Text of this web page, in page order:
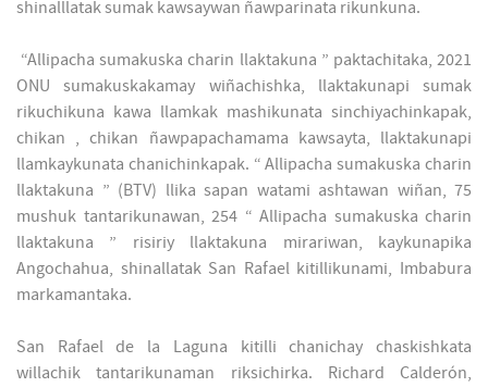
shinalllatak sumak kawsaywan ñawparinata rikunkuna.
“Allipacha sumakuska charin llaktakuna ” paktachitaka, 2021
ONU sumakuskakamay wiñachishka, llaktakunapi sumak
rikuchikuna kawa llamkak mashikunata sinchiyachinkapak,
chikan , chikan ñawpapachamama kawsayta, llaktakunapi
llamkaykunata chanichinkapak. “ Allipacha sumakuska charin
llaktakuna ” (BTV) llika sapan watami ashtawan wiñan, 75
mushuk tantarikunawan, 254 “ Allipacha sumakuska charin
llaktakuna ” risiriy llaktakuna mirariwan, kaykunapika
Angochahua, shinallatak San Rafael kitillikunami, Imbabura
markamantaka.
San Rafael de la Laguna kitilli chanichay chaskishkata
willachik tantarikunaman riksichirka. Richard Calderón,